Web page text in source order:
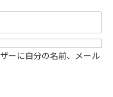
ーに自分の名前、メール